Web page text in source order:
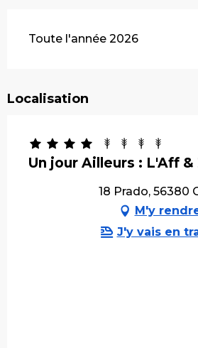
Toute l'année 2026
Localisation
Un jour Ailleurs : L'Aff &
18 Prado, 56380
M'y
J'y vais en